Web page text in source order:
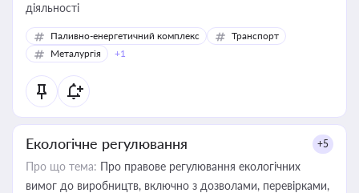
діяльності
Паливно-енергетичний комплекс
Транспорт
Металургія
+1
Екологічне регулювання +5
Про що тема: Про правове регулювання екологічних
вимог до виробництв, включно з дозволами, перевірками,